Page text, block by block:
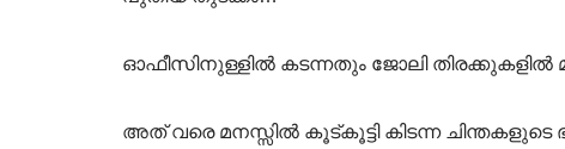
ഓഫീസിനുള്ളില്‍ കടന്നതും ജോലി തിരക്കുകളില്‍
അത് വരെ മനസ്സില്‍ കൂട്കൂട്ടി കിടന്ന ചിന്തകളുടെ